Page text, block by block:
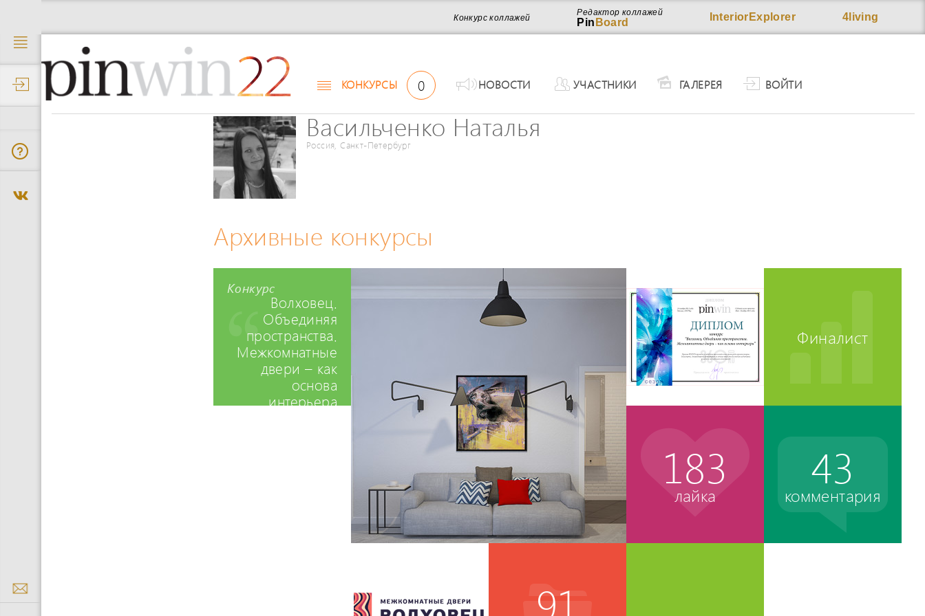
4living
InteriorExplorer
Редактор коллажей
Pin Board
Конкурс коллажей
22 КОНКУРСЫ 0 НОВОСТИ УЧАСТНИКИ ГАЛЕРЕЯ ВОЙТИ
Васильченко Наталья
Россия, Санкт-Петербург
Архивные конкурсы
Конкурс
Волховец.
Объединяя
пространства.
Межкомнатные
двери – как
основа
интерьера
Финалист
183
лайка
43
комментария
91